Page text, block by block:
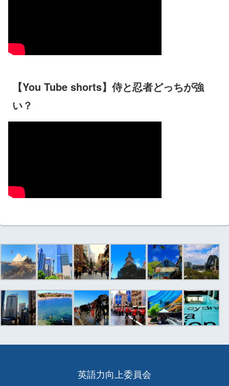
【You Tube shorts】侍と忍者どっちが強
い？
英語力向上委員会